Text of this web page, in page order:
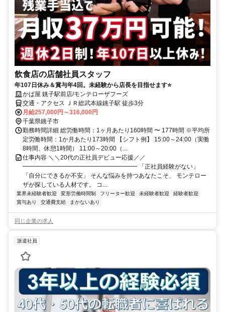
飲食店の店舗社員スタッフ
年107日休み＆賞与年4回。未経験から店長を目指せます⭐️
かば屋 銚子駅前店/モンテローザフーズ
交通・アクセス ＪＲ総武本線銚子駅 徒歩3分
月給257,000円～316,000円
千葉県銚子市
勤務時間詳細 総労働時間：1ヶ月あたり160時間 〜 177時間 ※平均所
定労働時間：1か月あたり173時間 【シフト例】 15:00～24:00（実働
8時間、休憩1時間） 11:00～20:00（...
仕事内容 ＼＼20代の正社員デビュー応援／／
━━━━━━━━━━━━━━━━━━━ 「正社員経験がない」
「自分にできるか不安」 そんな悩みを持つあなたこそ、 モンテロー
ザが探している人材です。 コ...
業界未経験者歓迎 変形労働時間制 フリーター歓迎 未経験者歓迎
経験者歓迎
賞与あり
交通費支給 まかないあり
同じ企業の求人
派遣社員